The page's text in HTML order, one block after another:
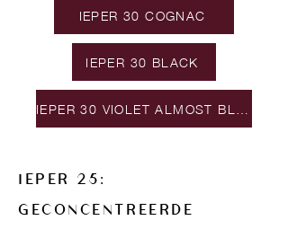
IEPER 30 COGNAC
IEPER 30 BLACK
IEPER 25:
GECONCENTREERDE